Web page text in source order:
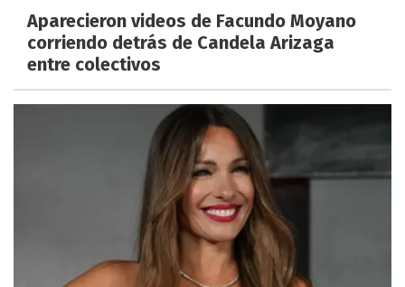
Aparecieron videos de Facundo Moyano
corriendo detrás de Candela Arizaga
entre colectivos